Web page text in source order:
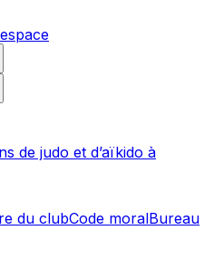
de judo et d’aïkido à
du clubCode moralBureau